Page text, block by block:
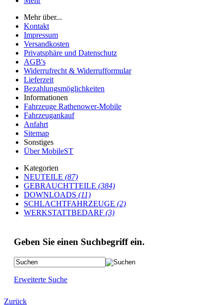
Mehr über...
Kontakt
Impressum
Versandkosten
Privatsphäre und Datenschutz
AGB's
Widerrufrecht & Widerrufformular
Lieferzeit
Bezahlungsmöglichkeiten
Informationen
Fahrzeuge Rathenower-Mobile
Fahrzeugankauf
Anfahrt
Sitemap
Sonstiges
Über MobileST
Kategorien
NEUTEILE (87)
GEBRAUCHTTEILE (384)
DOWNLOADS (11)
SCHLACHTFAHRZEUGE (2)
WERKSTATTBEDARF (3)
Geben Sie einen Suchbegriff ein.
Erweiterte Suche
Zurück